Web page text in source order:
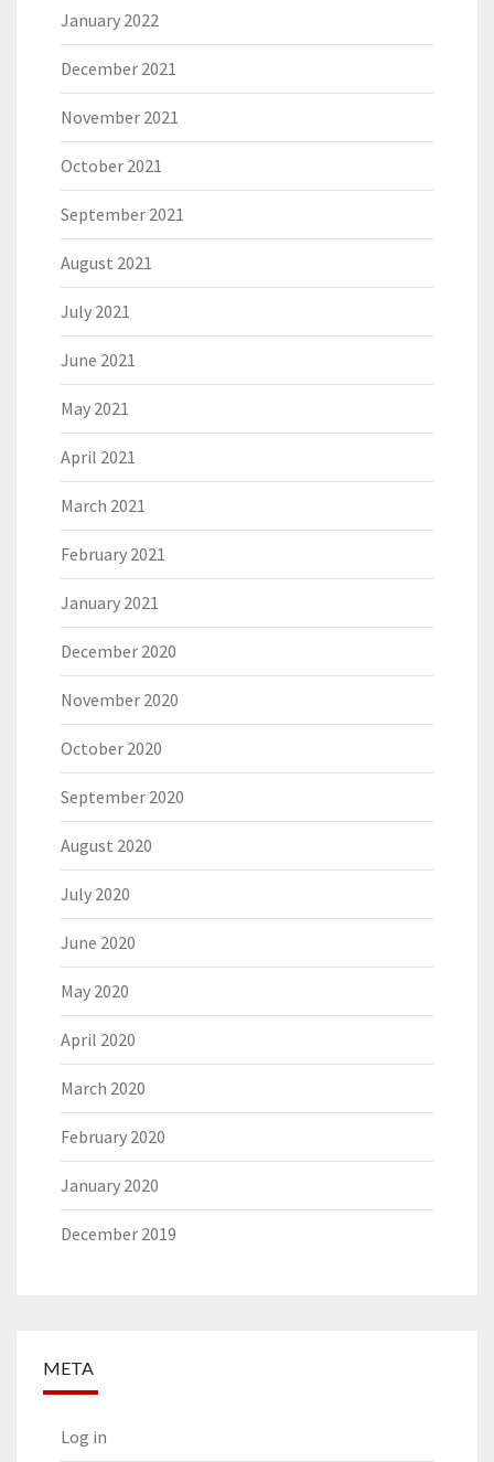
January 2022
December 2021
November 2021
October 2021
September 2021
August 2021
July 2021
June 2021
May 2021
April 2021
March 2021
February 2021
January 2021
December 2020
November 2020
October 2020
September 2020
August 2020
July 2020
June 2020
May 2020
April 2020
March 2020
February 2020
January 2020
December 2019
META
Log in